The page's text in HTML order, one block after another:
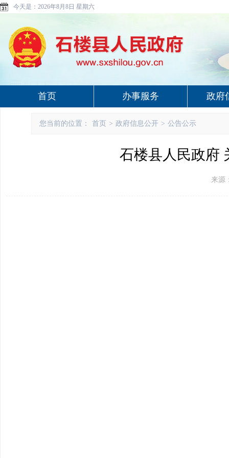
今天是： 2026年8月8日 星期六
首页 办事服务 政府
您当前的位置： 首页 > 政府信息公开 > 公告公示
石楼县人民政府
来源